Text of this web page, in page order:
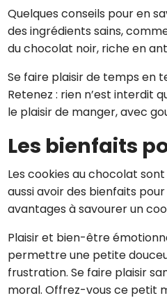
Quelques conseils pour en
des ingrédients sains,
du chocolat noir, riche en
Se faire plaisir de temps en
Retenez : rien n’est interdit
le plaisir de manger, avec
Les bienfaits
Les cookies au chocolat
aussi avoir des bienfaits
avantages à savourer un
Plaisir et bien-être
permettre une petite
frustration. Se faire plaisir
moral. Offrez-vous ce petit